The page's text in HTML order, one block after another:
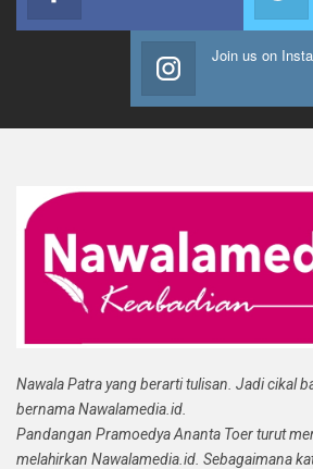
Join us on
Nawala Patra yang berarti tulisan. Jadi cikal
bernama Nawalamedia.id.
Pandangan Pramoedya Ananta Toer turut
melahirkan Nawalamedia.id. Sebagaimana